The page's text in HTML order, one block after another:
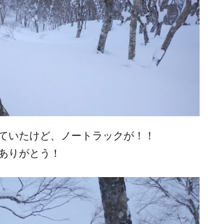
いたけど、ノートラックが！！
りがとう！